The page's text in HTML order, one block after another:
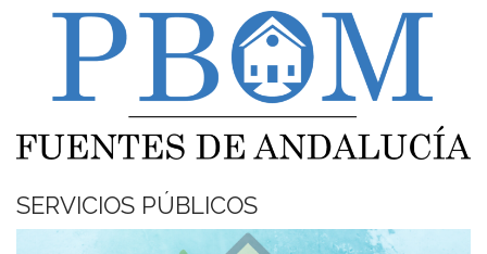
SERVICIOS PÚBLICOS